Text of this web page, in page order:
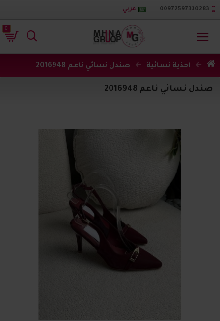
00972597330283 عربي
0
احذية نسائية صندل نسائي ناعم 2016948
صندل نسائي ناعم 2016948